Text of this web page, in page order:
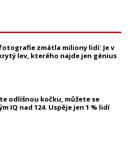
zmátla miliony lidí: Je v
lev, kterého najde jen génius
odlišnou kočku, můžete se
IQ nad 124. Uspěje jen 1 % lidí